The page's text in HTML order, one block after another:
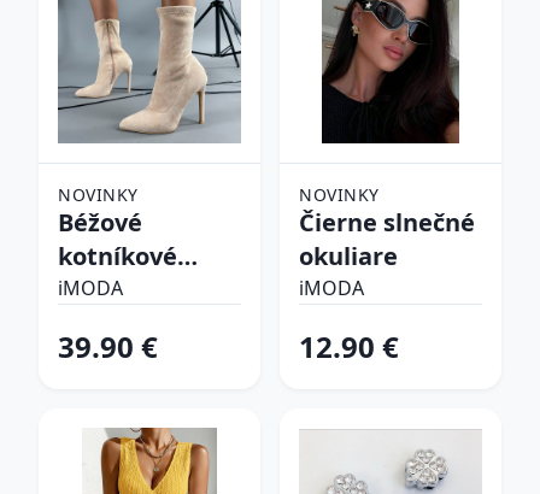
NOVINKY
Béžové
kotníkové
čižmy
iMODA
39.90 €
NOVINKY
Čierne slnečné
okuliare
iMODA
12.90 €